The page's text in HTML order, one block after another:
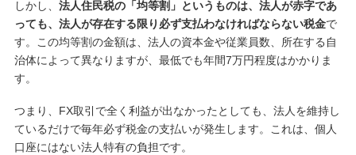
しかし、 法人住民税の「均等割」というものは、法人が赤字であ
っても、法人が存在する限り必ず支払わなければならない税金で
す。この均等割の金額は、法人の資本金や従業員数、所在する自
治体によって異なりますが、最低でも年間7万円程度はかかりま
す。
つまり、FX取引で全く利益が出なかったとしても、法人を維持し
ているだけで毎年必ず税金の支払いが発生します。これは、個人
口座にはない法人特有の負担です。